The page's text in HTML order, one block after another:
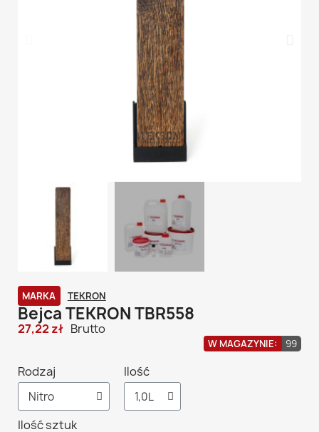
MARKA TEKRON
Bejca TEKRON TBR558
27,22 zł Brutto
W MAGAZYNIE: 99
Rodzaj Ilość
Ilość sztuk